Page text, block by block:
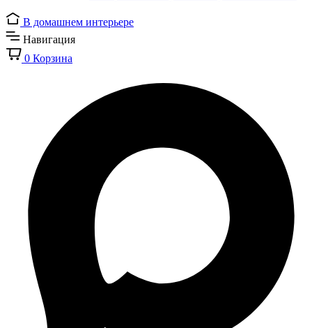
В домашнем интерьере
Навигация
0 Корзина